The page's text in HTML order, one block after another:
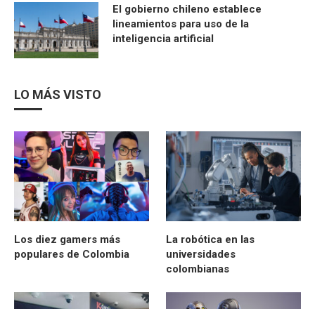
El gobierno chileno establece
lineamientos para uso de la
inteligencia artificial
LO MÁS VISTO
Los diez gamers más
populares de Colombia
La robótica en las
universidades
colombianas